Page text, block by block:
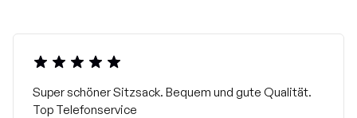
Super schöner Sitzsack. Bequem und gute Qualität.
Top Telefonservice